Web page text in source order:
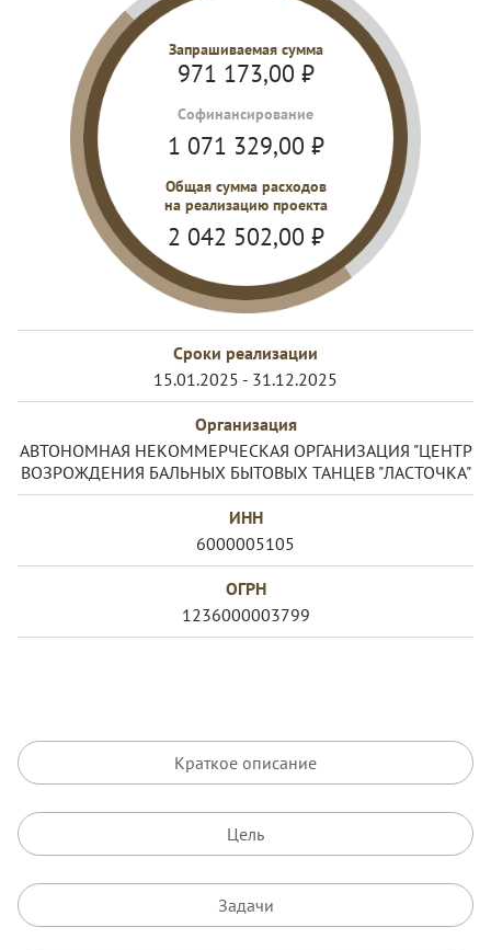
Запрашиваемая сумма
971 173,00 ₽
Cофинансирование
1 071 329,00 ₽
Общая сумма расходов
на реализацию проекта
2 042 502,00 ₽
Сроки реализации
15.01.2025 - 31.12.2025
Организация
АВТОНОМНАЯ НЕКОММЕРЧЕСКАЯ ОРГАНИЗАЦИЯ "ЦЕНТР
ВОЗРОЖДЕНИЯ БАЛЬНЫХ БЫТОВЫХ ТАНЦЕВ "ЛАСТОЧКА"
ИНН
6000005105
ОГРН
1236000003799
Краткое описание
Цель
Задачи